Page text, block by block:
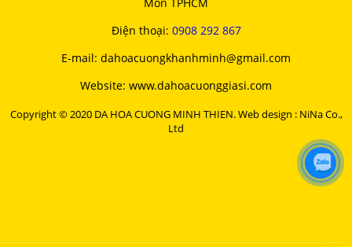
Điện thoại: 0908 292 867
E-mail: dahoacuongkhanhminh@gmail.com
Website: www.dahoacuonggiasi.com
Copyright © 2020 DA HOA CUONG MINH THIEN. Web design : NiNa Co.,
Ltd